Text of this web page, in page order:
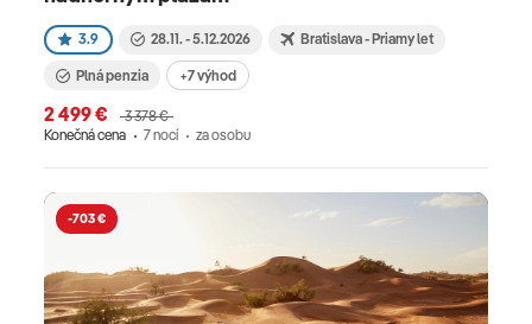
3.9 28.11. - 5.12.2026 Bratislava - Priamy let
Plná penzia +7 výhod
2 499 €
3 378 €
Konečná cena
7 nocí za osobu
-703 €